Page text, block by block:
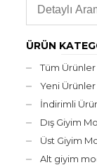
ÜRÜN
Tüm Ürünler
Yeni Ürünler
İndirimli
Dış Giyim
Üst Giyim
Alt giyim